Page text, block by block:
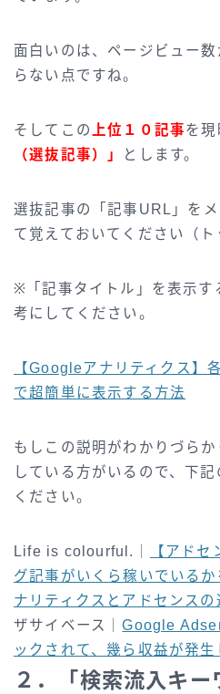
面白いのは、ページビュー
らない点ですね。
そしてこの 上位１０記事を現
（選抜記事）」
とします。
選抜記事の「記事URL」を
て覚えておいてください（ト
※「記事タイトル」を表示す
考にしてください。
【Googleアナリティクス】
で超簡単に表示する方法
もしこの説明がわかりづら
している方がいるので、下
ください。
Life is colourful.｜
【アド
グ記事がいくら稼いでいる
ナリティクスとアドセンスの
ザサイベース｜Google
ックされて、幾ら収益が発
２．「検索流入キ